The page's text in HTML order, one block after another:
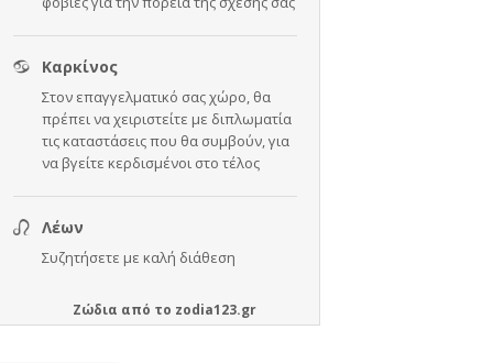
Ζώδια από το zodia123.gr